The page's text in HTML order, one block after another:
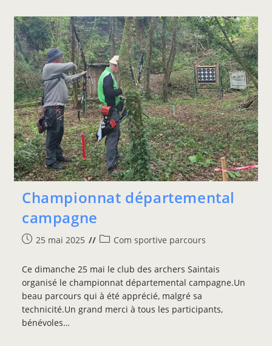
Championnat départemental
campagne
25 mai 2025 Com sportive parcours
Ce dimanche 25 mai le club des archers Saintais
organisé le championnat départemental campagne.Un
beau parcours qui à été apprécié, malgré sa
technicité.Un grand merci à tous les participants,
bénévoles…